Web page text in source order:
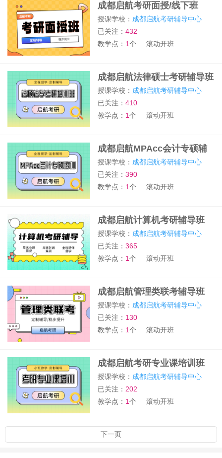
成都启航考研面授/线下班
授课学校： 成都启航考研辅导中心
已关注：432
教学点： 1个 滚动开班
成都启航法律硕士考研辅导班
授课学校： 成都启航考研辅导中心
已关注：410
教学点： 1个 滚动开班
成都启航MPAcc会计专硕辅
导班
授课学校： 成都启航考研辅导中心
已关注：390
教学点： 1个 滚动开班
成都启航计算机考研辅导班
授课学校： 成都启航考研辅导中心
已关注：365
教学点： 1个 滚动开班
成都启航管理类联考辅导班
授课学校： 成都启航考研辅导中心
已关注： 130
教学点： 1个 滚动开班
成都启航考研专业课培训班
授课学校： 成都启航考研辅导中心
已关注： 202
教学点： 1个 滚动开班
下一页